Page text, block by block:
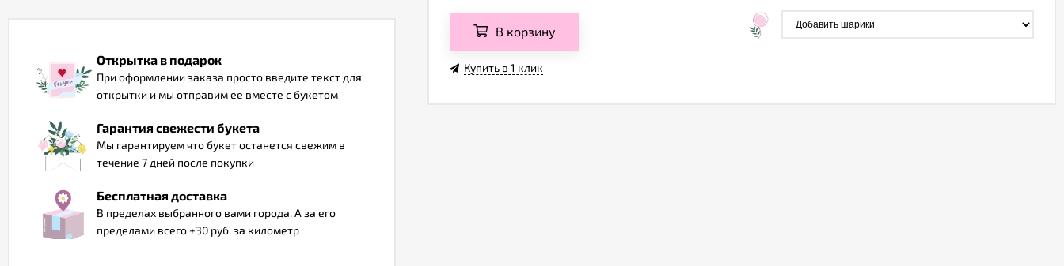
Открытка в подарок
При оформлении заказа просто введите текст для
открытки и мы отправим ее вместе с букетом
Гарантия свежести букета
Мы гарантируем что букет останется свежим в
течение 7 дней после покупки
Бесплатная доставка
В пределах выбранного вами города. А за его
пределами всего +30 руб. за километр
В корзину
Купить в 1 клик